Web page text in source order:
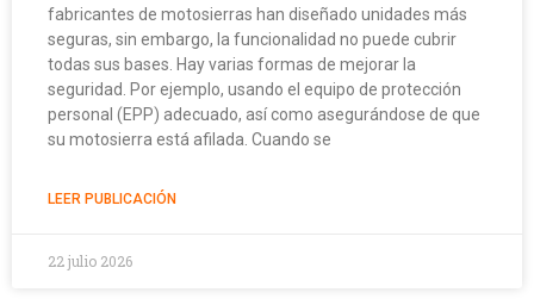
fabricantes de motosierras han diseñado unidades más
seguras, sin embargo, la funcionalidad no puede cubrir
todas sus bases. Hay varias formas de mejorar la
seguridad. Por ejemplo, usando el equipo de protección
personal (EPP) adecuado, así como asegurándose de que
su motosierra está afilada. Cuando se
LEER PUBLICACIÓN
22 julio 2026